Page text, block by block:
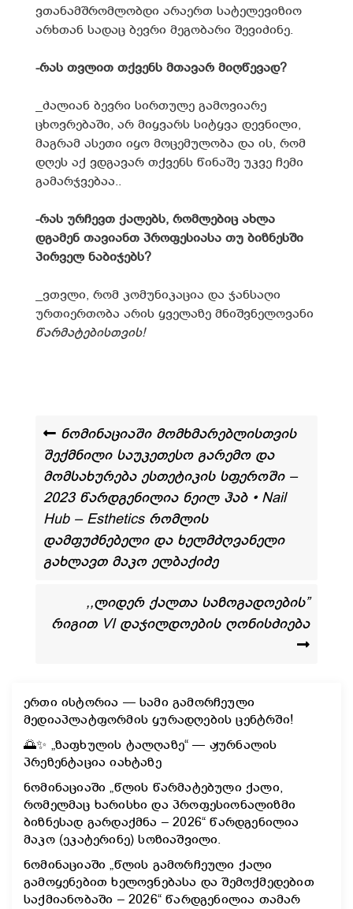
ვთანამშრომლობდი არაერთ სატელევიზიო
არხთან სადაც ბევრი მეგობარი შევიძინე.
-რას თვლით თქვენს მთავარ მიღწევად?
_ძალიან ბევრი სირთულე გამოვიარე
ცხოვრებაში, არ მიყვარს სიტყვა დევნილი,
მაგრამ ასეთი იყო მოცემულობა და ის, რომ
დღეს აქ ვდგავარ თქვენს წინაშე უკვე ჩემი
გამარჯვებაა..
-რას ურჩევთ ქალებს, რომლებიც ახლა
დგამენ თავიანთ პროფესიასა თუ ბიზნესში
პირველ ნაბიჯებს?
_ვთვლი, რომ კომუნიკაცია და ჯანსაღი
ურთიერთობა არის ყველაზე მნიშვნელოვანი
წარმატებისთვის!
ნომინაციაში მომხმარებლისთვის
შექმნილი საუკეთესო გარემო და
მომსახურება ესთეტიკის სფეროში –
2023 წარდგენილია ნეილ ჰაბ • Nail
Hub – Esthetics რომლის
დამფუძნებელი და ხელმძღვანელი
გახლავთ მაკო ელბაქიძე
,,ლიდერ ქალთა საზოგადოების”
რიგით VI დაჯილდოების ღონისძიება
ერთი ისტორია — სამი გამორჩეული
მედიაპლატფორმის ყურადღების ცენტრში!
🌅✨ „ზაფხულის ტალღაზე“ — ჟურნალის
პრეზენტაცია იახტაზე
ნომინაციაში „წლის წარმატებული ქალი,
რომელმაც ხარისხი და პროფესიონალიზმი
ბიზნესად გარდაქმნა – 2026“ წარდგენილია
მაკო (ეკატერინე) სოზიაშვილი.
ნომინაციაში „წლის გამორჩეული ქალი
გამოყენებით ხელოვნებასა და შემოქმედებით
საქმიანობაში – 2026“ წარდგენილია თამარ